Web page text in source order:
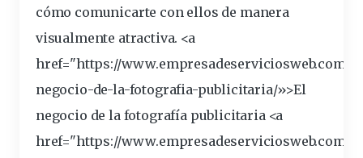
cómo comunicarte con ellos de manera
visualmente atractiva. <a
href="https://www.empresadeserviciosweb.com/
negocio-de-la-fotografia-publicitaria/»>El
negocio de la fotografía publicitaria <a
href="https://www.empresadeserviciosweb.com/